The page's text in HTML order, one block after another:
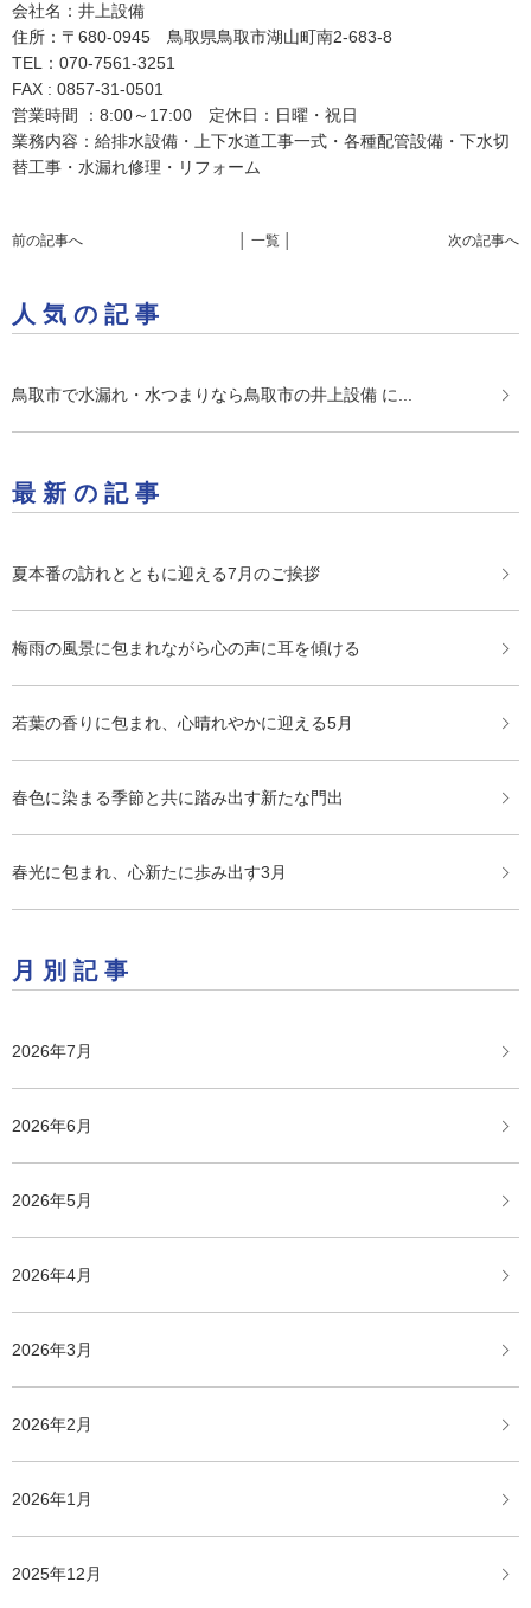
会社名：井上設備
住所：〒680-0945 鳥取県鳥取市湖山町南2-683-8
TEL：070-7561-3251
FAX : 0857-31-0501
営業時間 ：8:00～17:00 定休日：日曜・祝日
業務内容：給排水設備・上下水道工事一式・各種配管設備・下水切
替工事・水漏れ修理・リフォーム
前の記事へ 次の記事へ
│ 一覧 │
人気の記事
鳥取市で水漏れ・水つまりなら鳥取市の井上設備 に...
最新の記事
夏本番の訪れとともに迎える7月のご挨拶
梅雨の風景に包まれながら心の声に耳を傾ける
若葉の香りに包まれ、心晴れやかに迎える5月
春色に染まる季節と共に踏み出す新たな門出
春光に包まれ、心新たに歩み出す3月
月別記事
2026年7月
2026年6月
2026年5月
2026年4月
2026年3月
2026年2月
2026年1月
2025年12月